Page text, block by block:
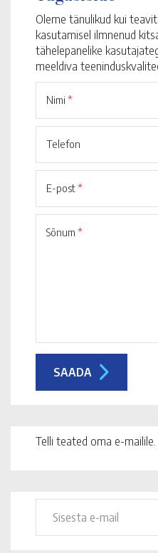
Oleme tänulikud kui
kasutamisel ilmnenud
tähelepanelike
meeldiva
Nimi *
Telefon
E-post*
Sõnum *
Telli teated oma e-mailile.